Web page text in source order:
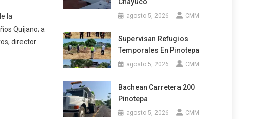
la
Quijano; a
director
agosto 5, 2026 CMM
Supervisan Refugios
Temporales En Pinotepa
agosto 5, 2026 CMM
Bachean Carretera 200
Pinotepa
agosto 5, 2026 CMM